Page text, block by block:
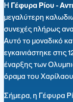
Η Γέφυρα Ρίου -
μεγαλύτερη
συνεχές πλήρως
Αυτό το μοναδικό
εγκαινιάστηκε
έναρξης των
όραμα του
Σήμερα, η Γέφυρα